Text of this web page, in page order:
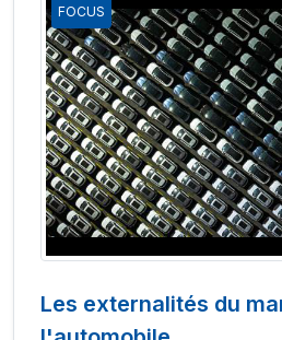
FOCUS
Les externalités du